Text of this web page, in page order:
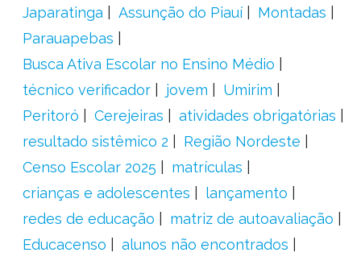
Japaratinga
Assunção do Piauí
Montadas
Parauapebas
Busca Ativa Escolar no Ensino Médio
técnico verificador
jovem
Umirim
Peritoró
Cerejeiras
atividades obrigatórias
resultado sistêmico 2
Região Nordeste
Censo Escolar 2025
matrículas
crianças e adolescentes
lançamento
redes de educação
matriz de autoavaliação
Educacenso
alunos não encontrados